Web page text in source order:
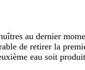
au dernier
de retirer la
eau soit